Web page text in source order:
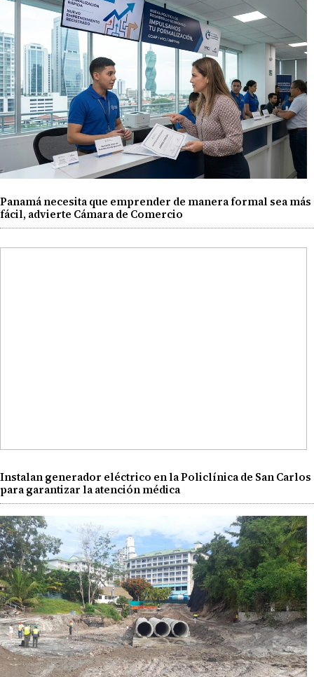
Panamá necesita que emprender de manera formal sea más
fácil, advierte Cámara de Comercio
Instalan generador eléctrico en la Policlínica de San Carlos
para garantizar la atención médica